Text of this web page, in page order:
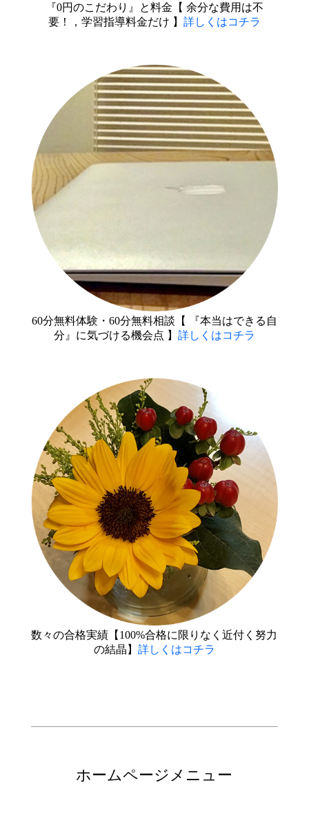
『0円のこだわり』と料金【 余分な費用は不
要！，学習指導料金だけ 】 詳しくはコチラ
60分無料体験・60分無料相談【 『本当はできる自
分』に気づける機会点 】 詳しくはコチラ
数々の合格実績【100%合格に限りなく近付く努力
の結晶】 詳しくはコチラ
ホームページメニュー